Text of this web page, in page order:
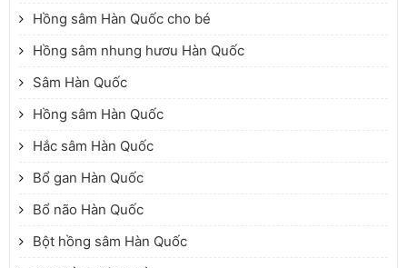
Hồng sâm Hàn Quốc cho bé
Hồng sâm nhung hươu Hàn Quốc
Sâm Hàn Quốc
Hồng sâm Hàn Quốc
Hắc sâm Hàn Quốc
Bổ gan Hàn Quốc
Bổ não Hàn Quốc
Bột hồng sâm Hàn Quốc